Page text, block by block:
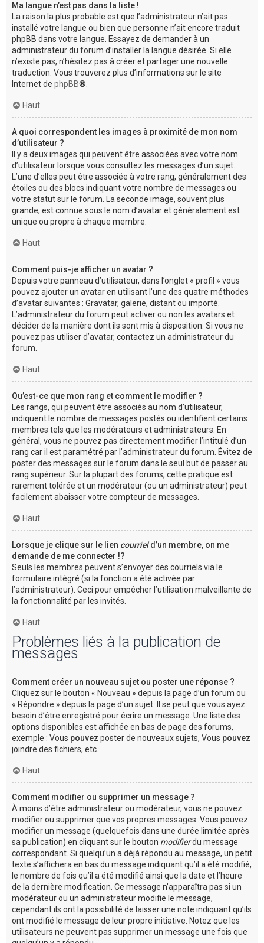
Ma langue n’est pas dans la liste !
La raison la plus probable est que l’administrateur n’ait pas
installé votre langue ou bien que personne n’ait encore traduit
phpBB dans votre langue. Essayez de demander à un
administrateur du forum d’installer la langue désirée. Si elle
n’existe pas, n’hésitez pas à créer et partager une nouvelle
traduction. Vous trouverez plus d’informations sur le site
Internet de phpBB®.
Haut
A quoi correspondent les images à proximité de mon nom
d’utilisateur ?
Il y a deux images qui peuvent être associées avec votre nom
d’utilisateur lorsque vous consultez les messages d’un sujet.
L’une d’elles peut être associée à votre rang, généralement des
étoiles ou des blocs indiquant votre nombre de messages ou
votre statut sur le forum. La seconde image, souvent plus
grande, est connue sous le nom d’avatar et généralement est
unique ou propre à chaque membre.
Haut
Comment puis-je afficher un avatar ?
Depuis votre panneau d’utilisateur, dans l’onglet « profil » vous
pouvez ajouter un avatar en utilisant l’une des quatre méthodes
d’avatar suivantes : Gravatar, galerie, distant ou importé.
L’administrateur du forum peut activer ou non les avatars et
décider de la manière dont ils sont mis à disposition. Si vous ne
pouvez pas utiliser d’avatar, contactez un administrateur du
forum.
Haut
Qu’est-ce que mon rang et comment le modifier ?
Les rangs, qui peuvent être associés au nom d’utilisateur,
indiquent le nombre de messages postés ou identifient certains
membres tels que les modérateurs et administrateurs. En
général, vous ne pouvez pas directement modifier l’intitulé d’un
rang car il est paramétré par l’administrateur du forum. Évitez de
poster des messages sur le forum dans le seul but de passer au
rang supérieur. Sur la plupart des forums, cette pratique est
rarement tolérée et un modérateur (ou un administrateur) peut
facilement abaisser votre compteur de messages.
Haut
Lorsque je clique sur le lien courrield’un membre, on me
demande de me connecter !?
Seuls les membres peuvent s’envoyer des courriels via le
formulaire intégré (si la fonction a été activée par
l’administrateur). Ceci pour empêcher l’utilisation malveillante de
la fonctionnalité par les invités.
Haut
Problèmes liés à la publication de
messages
Comment créer un nouveau sujet ou poster une réponse ?
Cliquez sur le bouton « Nouveau » depuis la page d’un forum ou
« Répondre » depuis la page d’un sujet. Il se peut que vous ayez
besoin d’être enregistré pour écrire un message. Une liste des
options disponibles est affichée en bas de page des forums,
exemple : Vous pouvez poster de nouveaux sujets, Vous pouvez
joindre des fichiers, etc.
Haut
Comment modifier ou supprimer un message ?
À moins d’être administrateur ou modérateur, vous ne pouvez
modifier ou supprimer que vos propres messages. Vous pouvez
modifier un message (quelquefois dans une durée limitée après
sa publication) en cliquant sur le bouton modifierdu message
correspondant. Si quelqu’un a déjà répondu au message, un petit
texte s’affichera en bas du message indiquant qu’il a été modifié,
le nombre de fois qu’il a été modifié ainsi que la date et l’heure
de la dernière modification. Ce message n’apparaîtra pas si un
modérateur ou un administrateur modifie le message,
cependant ils ont la possibilité de laisser une note indiquant qu’ils
ont modifié le message de leur propre initiative. Notez que les
utilisateurs ne peuvent pas supprimer un message une fois que